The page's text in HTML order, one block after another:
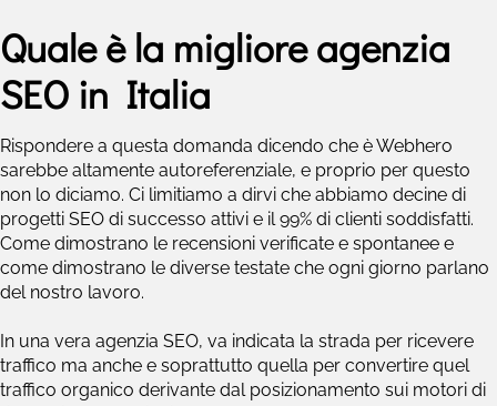
Quale è la migliore agenzia
SEO in Italia
Rispondere a questa domanda dicendo che è Webhero
sarebbe altamente autoreferenziale, e proprio per questo
non lo diciamo. Ci limitiamo a dirvi che abbiamo decine di
progetti SEO di successo attivi e il 99% di clienti soddisfatti.
Come dimostrano le recensioni verificate e spontanee e
come dimostrano le diverse testate che ogni giorno parlano
del nostro lavoro.
In una vera agenzia SEO, va indicata la strada per ricevere
traffico ma anche e soprattutto quella per convertire quel
traffico organico derivante dal posizionamento sui motori di